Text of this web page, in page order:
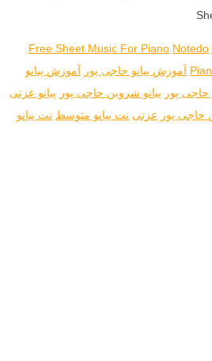
Free Sheet Music For Piano Notedo
آموزش پیانو حاجی پور آموزش پیانو
حاجی پور پیانو شروین حاجی پور پیانو عزتی
حاجی پور عزتی نت پیانو متوسط نت پیانو